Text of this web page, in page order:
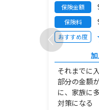
保険金額
保険料
おすすめ度
それまでに
部分の金額
に、家族に
対策になる